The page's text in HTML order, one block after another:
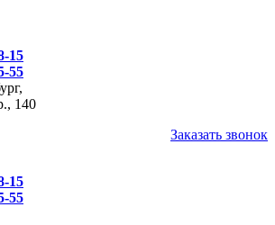
15
55
140
Заказать звонок
15
55